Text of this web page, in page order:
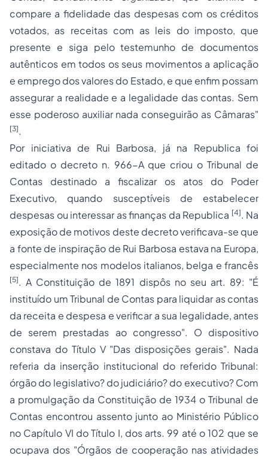
compare a fidelidade das despesas com os créditos
votados, as receitas com as leis do imposto, que
presente e siga pelo testemunho de documentos
autênticos em todos os seus movimentos a aplicação
e emprego dos valores do Estado, e que enfim possam
assegurar a realidade e a legalidade das contas. Sem
esse poderoso auxiliar nada conseguirão as Câmaras"
[3].
Por iniciativa de Rui Barbosa, já na Republica foi
editado o decreto n. 966-A que criou o Tribunal de
Contas destinado a fiscalizar os atos do Poder
Executivo, quando susceptíveis de estabelecer
despesas ou interessar as finanças da Republica [4]. Na
exposição de motivos deste decreto verificava-se que
a fonte de inspiração de Rui Barbosa estava na Europa,
especialmente nos modelos italianos, belga e francês
[5]. A Constituição de 1891 dispôs no seu art. 89: "É
instituído um Tribunal de Contas para liquidar as contas
da receita e despesa e verificar a sua legalidade, antes
de serem prestadas ao congresso". O dispositivo
constava do Título V "Das disposições gerais". Nada
referia da inserção institucional do referido Tribunal:
órgão do legislativo? do judiciário? do executivo? Com
a promulgação da Constituição de 1934 o Tribunal de
Contas encontrou assento junto ao Ministério Público
no Capítulo VI do Título I, dos arts. 99 até o 102 que se
ocupava dos "Órgãos de cooperação nas atividades